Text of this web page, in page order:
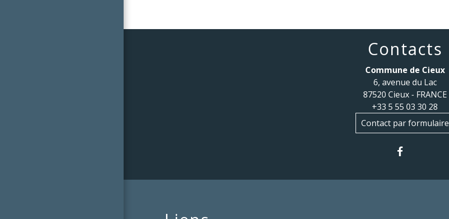
Contacts
Commune de Cieux
6, avenue du Lac
87520 Cieux - FRANCE
+33 5 55 03 30 28
Contact par formulaire